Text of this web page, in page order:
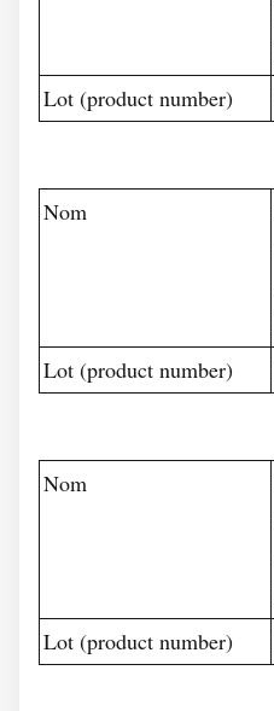
Lot (product number)
Nom
Lot (product number)
Nom
Lot (product number)